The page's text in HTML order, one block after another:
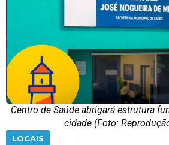
Centro de Saúde abrigará estrutura
cidade (Foto:
LOCAIS